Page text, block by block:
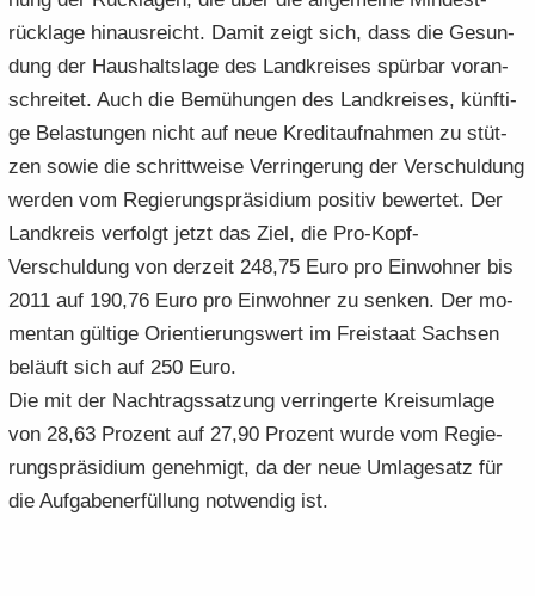
rück­la­ge hin­aus­reicht. Damit zeigt sich, dass die Ge­sun­
dung der Haus­halts­la­ge des Land­krei­ses spür­bar vor­an­
schrei­tet. Auch die Be­mü­hun­gen des Land­krei­ses, künf­ti­
ge Be­las­tun­gen nicht auf neue Kre­dit­auf­nah­men zu stüt­
zen sowie die schritt­wei­se Ver­rin­ge­rung der Ver­schul­dung
wer­den vom Re­gie­rungs­prä­si­di­um po­si­tiv be­wer­tet. Der
Land­kreis ver­folgt jetzt das Ziel, die Pro-​Kopf-
Verschuldung von der­zeit 248,75 Euro pro Ein­woh­ner bis
2011 auf 190,76 Euro pro Ein­woh­ner zu sen­ken. Der mo­
men­tan gül­ti­ge Ori­en­tie­rungs­wert im Frei­staat Sach­sen
be­läuft sich auf 250 Euro.
Die mit der Nach­trags­sat­zung ver­rin­ger­te Kreis­um­la­ge
von 28,63 Pro­zent auf 27,90 Pro­zent wurde vom Re­gie­
rungs­prä­si­di­um ge­neh­migt, da der neue Um­la­ge­satz für
die Auf­ga­ben­er­fül­lung not­wen­dig ist.